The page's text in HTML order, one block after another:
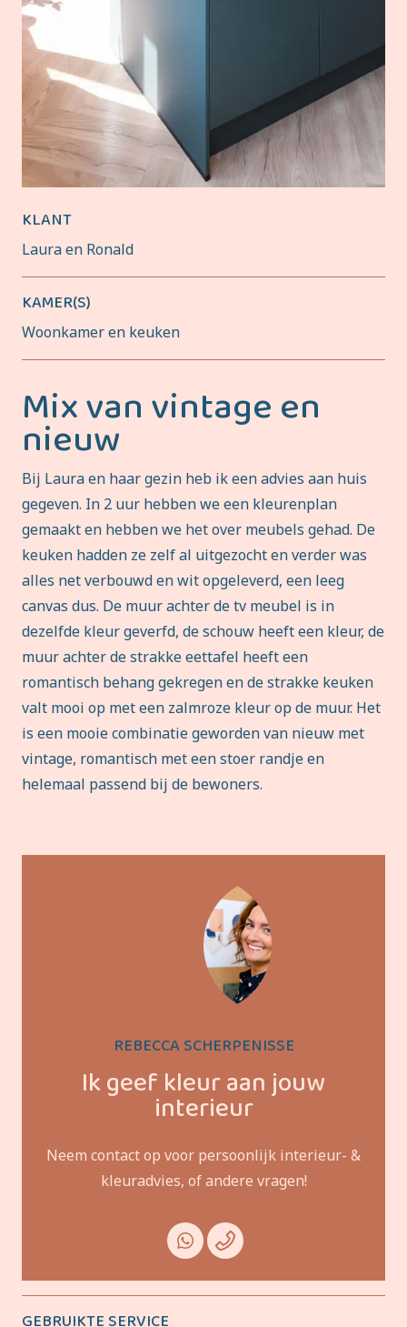
KLANT
Laura en Ronald
KAMER(S)
Woonkamer en keuken
Mix van vintage en
nieuw
Bij Laura en haar gezin heb ik een advies aan huis
gegeven. In 2 uur hebben we een kleurenplan
gemaakt en hebben we het over meubels gehad. De
keuken hadden ze zelf al uitgezocht en verder was
alles net verbouwd en wit opgeleverd, een leeg
canvas dus. De muur achter de tv meubel is in
dezelfde kleur geverfd, de schouw heeft een kleur, de
muur achter de strakke eettafel heeft een
romantisch behang gekregen en de strakke keuken
valt mooi op met een zalmroze kleur op de muur. Het
is een mooie combinatie geworden van nieuw met
vintage, romantisch met een stoer randje en
helemaal passend bij de bewoners.
REBECCA SCHERPENISSE
Ik geef kleur aan jouw
interieur
Neem contact op voor persoonlijk interieur- &
kleuradvies, of andere vragen!